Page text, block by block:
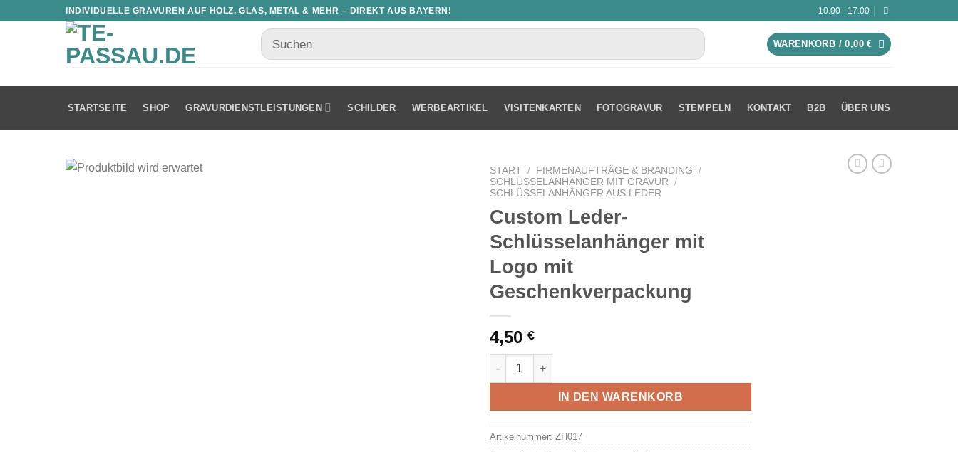
INDIVIDUELLE GRAVUREN AUF HOLZ, GLAS, METAL & MEHR – DIREKT AUS BAYERN! 10:00 - 17:00
WARENKORB /0,00€
STARTSEITE SHOP GRAVURDIENSTLEISTUNGEN SCHILDER WERBEARTIKEL VISITENKARTEN FOTOGRAVUR STEMPELN KONTAKT B2B ÜBER UNS
START / FIRMENAUFTRÄGE & BRANDING
/
SCHLÜSSELANHÄNGER MIT GRAVUR
/
SCHLÜSSELANHÄNGER AUS LEDER
Custom Leder-
Schlüsselanhänger mit
Logo mit
Geschenkverpackung
4,50 €
Custom Leder-Schlüsselanhänger mit Logo mit Geschenkverpackung Menge
IN DEN WARENKORB
Artikelnummer: ZH017